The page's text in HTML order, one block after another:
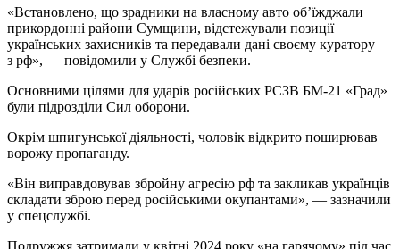
«Встановлено, що зрадники на власному авто об’їжджали
прикордонні райони Сумщини, відстежували позиції
українських захисників та передавали дані своєму куратору
з рф», — повідомили у Службі безпеки.
Основними цілями для ударів російських РСЗВ БМ-21 «Град»
були підрозділи Сил оборони.
Окрім шпигунської діяльності, чоловік відкрито поширював
ворожу пропаганду.
«Він виправдовував збройну агресію рф та закликав українців
складати зброю перед російськими окупантами», — зазначили
у спецслужбі.